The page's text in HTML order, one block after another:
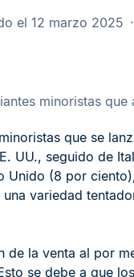
el 12 marzo 2025
minoristas
que se
UU., seguido de
(8 por
variedad
de la venta al por
se debe a que